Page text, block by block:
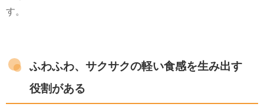
す。
ふわふわ、サクサクの軽い食感を生み出す
役割がある